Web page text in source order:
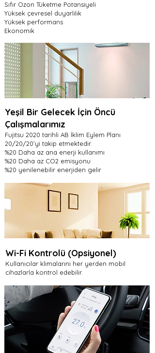
Sıfır Ozon Tüketme Potansiyeli
Yüksek çevresel duyarlılık
Yüksek performans
Ekonomik
Yeşil Bir Gelecek İçin Öncü
Çalışmalarımız
Fujitsu 2020 tarihli AB İklim Eylem Planı
20/20/20’yi takip etmektedir.
%20 Daha az ana enerji kullanımı
%20 Daha az CO2 emisyonu
%20 yenilenebilir enerjiden gelir
Wi-Fi Kontrolü (Opsiyonel)
Kullanıcılar klimalarını her yerden mobil
cihazlarla kontrol edebilir.